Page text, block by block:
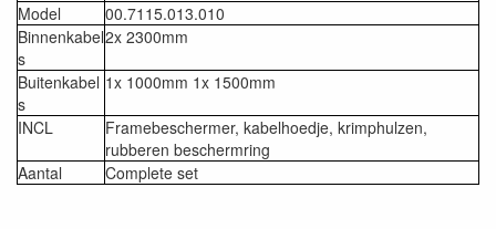
Model
00.7115.013.010
Binnenkabel
s
2x 2300mm
Buitenkabel
s
1x 1000mm 1x 1500mm
INCL
Framebeschermer, kabelhoedje, krimphulzen,
rubberen beschermring
Aantal
Complete set